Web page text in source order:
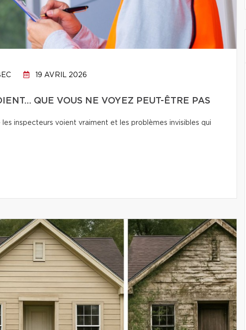
19 AVRIL 2026
QUE VOUS NE VOYEZ PEUT-ÊTRE PAS
inspecteurs voient vraiment et les problèmes invisibles qui